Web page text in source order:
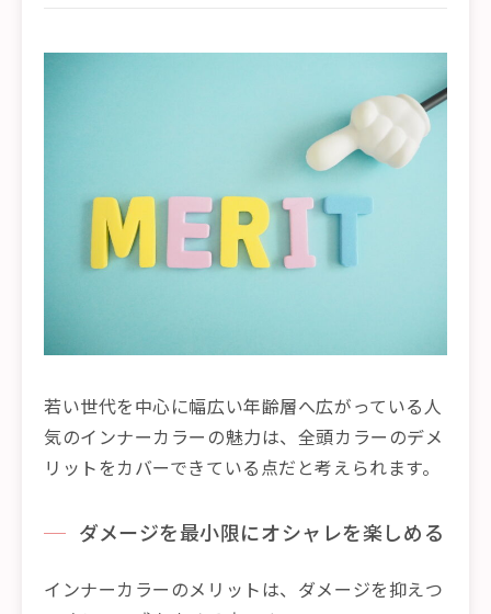
若い世代を中心に幅広い年齢層へ広がっている人
気のインナーカラーの魅力は、全頭カラーのデメ
リットをカバーできている点だと考えられます。
ダメージを最小限にオシャレを楽しめる
インナーカラーのメリットは、ダメージを抑えつ